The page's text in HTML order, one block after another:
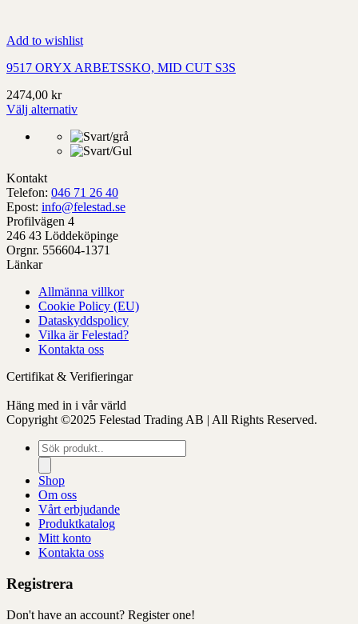
Add to wishlist
9517 ORYX ARBETSSKO, MID CUT S3S
2474,00 kr
Välj alternativ
produkt
som
kan
väljas
på
produktens
sida
Kontakt
Telefon: 046 71 26 40
Epost: info@felestad.se
Profilvägen 4
246 43 Löddeköpinge
Orgnr. 556604-1371
Länkar
Allmänna villkor
Cookie Policy (EU)
Dataskyddspolicy
Vilka är Felestad?
Kontakta oss
Certifikat & Verifieringar
Häng med in i vår värld
Copyright ©2025 Felestad Trading AB | All Rights Reserved.
Produktsökning
Shop
Om oss
Vårt erbjudande
Produktkatalog
Mitt konto
Kontakta oss
Registrera
Don't have an account? Register one!